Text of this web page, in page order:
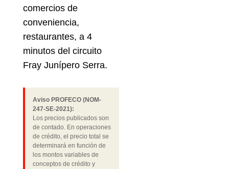
comercios de
conveniencia,
restaurantes, a 4
minutos del circuito
Fray Junípero Serra.
Aviso PROFECO (NOM-
247-SE-2021):
Los precios publicados son
de contado. En operaciones
de crédito, el precio total se
determinará en función de
los montos variables de
conceptos de crédito y